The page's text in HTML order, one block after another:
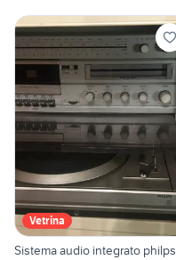
Vetrina
Sistema audio integrato philps